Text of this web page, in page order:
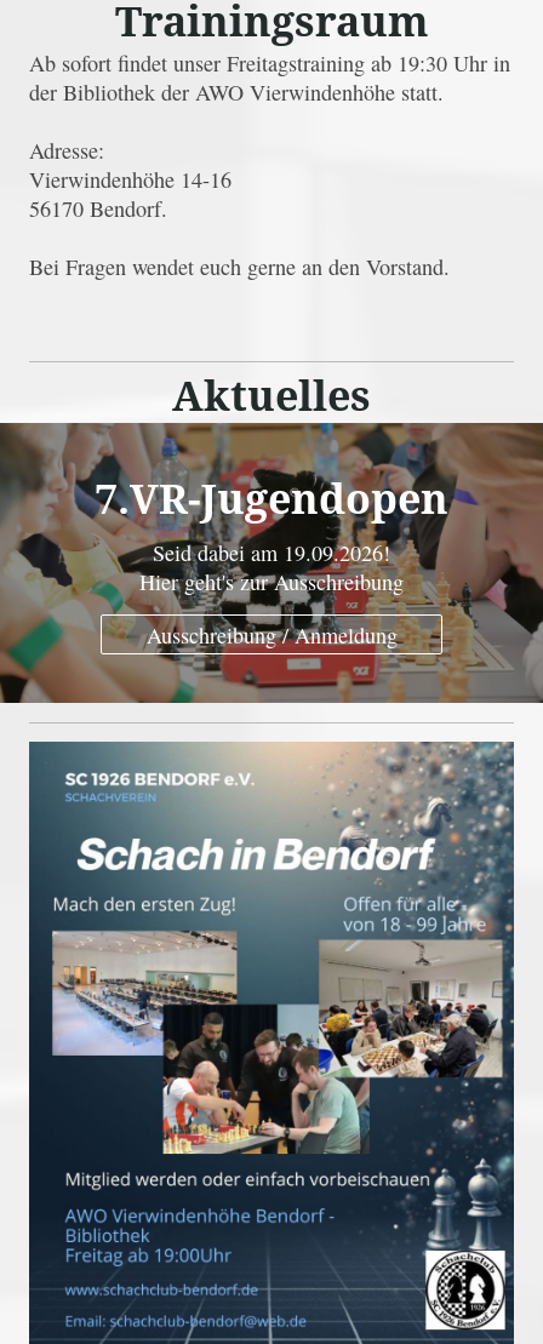
Trainingsraum
Ab sofort findet unser Freitagstraining ab 19:30 Uhr in
der Bibliothek der AWO Vierwindenhöhe statt.
Adresse:
Vierwindenhöhe 14-16
56170 Bendorf.
Bei Fragen wendet euch gerne an den Vorstand.
Aktuelles
7.VR-Jugendopen
Seid dabei am 19.09.2026!
Hier geht's zur Ausschreibung
Ausschreibung / Anmeldung